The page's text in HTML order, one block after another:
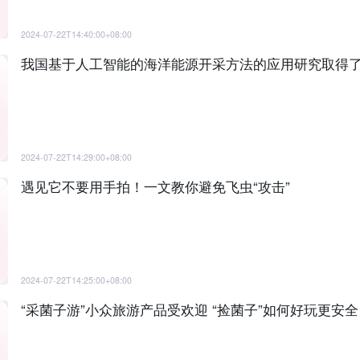
2024-07-22T14:40:00+08:00
我国基于人工智能的海洋能源开采方法的应用研究取得
2024-07-22T14:29:00+08:00
遇见它不要用手拍！一文教你避免飞虫“攻击”
2024-07-22T14:25:00+08:00
“采菌子游”小众旅游产品受欢迎 “捡菌子”如何好玩更安全